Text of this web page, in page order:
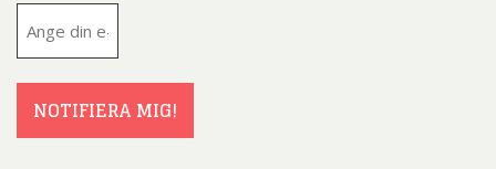
NOTIFIERA MIG!